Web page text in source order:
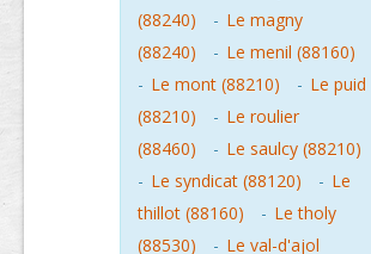
(88240)
- Le magny
(88240)
- Le menil (88160)
- Le mont (88210) - Le puid
(88210)
- Le roulier
(88460)
- Le saulcy (88210)
- Le syndicat (88120) - Le
thillot (88160)
- Le tholy
(88530)
- Le val-d'ajol